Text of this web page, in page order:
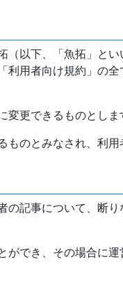
（以下、「魚拓」と
用者向け規約」の
更できるものとしま
のとみなされ、利用
の記事について、断
でき、その場合に